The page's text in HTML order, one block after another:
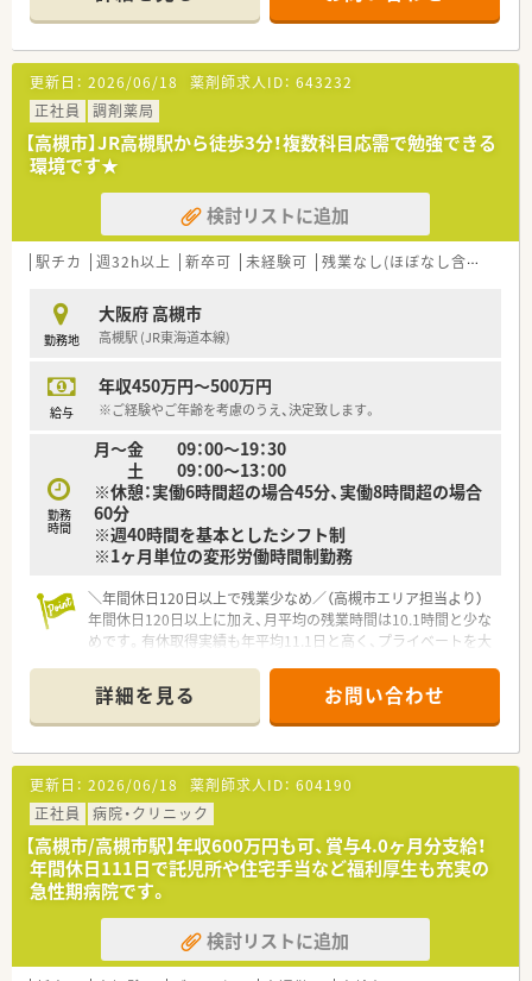
た各種認定資格を持った薬剤師も複数名在籍しています。
■調剤、注射混注、病棟業務など、1ヶ月のローテションでシフト
を組んでいますので、急性期病院の業務の多くを早いタイミング
で経験できます。病院薬剤師として飛躍の場としておすすめし
ます。
≪業務内容≫
■調剤業務（電子カルテシステムに連動した調剤支援システムを
導入）
■混注業務（抗がん剤、ＴＰＮ）
■製剤業務
■病棟業務（全病棟に薬剤師が常駐）
委員会、緩和ケア委員会、他多数）
■医薬品管理、医薬品情報管理
≪病院概要≫
総病床数:217床
（一般病棟156床、地域包括医療病棟47床、HCU14床）
◆診療科目
内科, 循環器科, 消化器科, 呼吸器科, 外科, 脳外科, 整形外科, 形成
外科, 婦人科, 小児科, 眼科, 耳鼻科, 泌尿器科, 皮膚科,総合内科,肝
外科,救急診療科,集中治療科,麻酔科,病理診断科
◆薬剤師数
薬剤師 常勤16名
事務1名、ＳＰＤ（物品物量管理担当者）3名
更新日： 2026/06/18 薬剤師求人ID： 643232
正社員
調剤薬局
【高槻市】JR高槻駅から徒歩3分！複数科目応需で勉強できる
環境です★
検討リストに追加
駅チカ 週32h以上 新卒可 未経験可 残業なし(ほぼなし含む)
勤務地
大阪府 高槻市
高槻駅 (JR東海道本線)
給与
年収450万円～500万円
※ご経験やご年齢を考慮のうえ、決定致します。
勤務
時間
月～金 09：00～19：30
土 09：00～13：00
※休憩：実働6時間超の場合45分、実働8時間超の場合
60分
※週40時間を基本としたシフト制
※1ヶ月単位の変形労働時間制勤務
＼年間休日120日以上で残業少なめ／（高槻市エリア担当より）
年間休日120日以上に加え、月平均の残業時間は10.1時間と少な
めです。有休取得実績も年平均11.1日と高く、プライベートを大
＊------------------------------------------＊
【店舗情報と応需状況について】
■JR東海道本線の高槻駅から徒歩でわずか4分ほどの場所に位
置しており、毎日の電車通勤が非常にスムーズな好立地の店舗で
す。
■隣接している高槻病院からの処方箋を中心に受け付けており、
総合病院門前として多種多様な科目を学ぶことが可能です。
■1日あたりの処方箋応需枚数は100枚から150枚と多めです
が、常時4名から5名の厚い人員体制を配置して対応しています。
【想定される業務内容】
■高槻病院から応需する婦人科や小児科、皮膚科、耳鼻科、整形
外科、内科などの幅広い科目の調剤および監査業務を行います。
■電子薬歴システムである「GooCo」を使用し、患者様の過去の
詳細を見る お問い合わせ
更新日： 2026/06/18 薬剤師求人ID： 604190
正社員
病院・クリニック
【高槻市/高槻市駅】年収600万円も可、賞与4.0ヶ月分支給！
年間休日111日で託児所や住宅手当など福利厚生も充実の
急性期病院です。
検討リストに追加